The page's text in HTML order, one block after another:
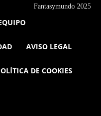
Fantasymundo 2025
AVISO LEGAL
DE COOKIES